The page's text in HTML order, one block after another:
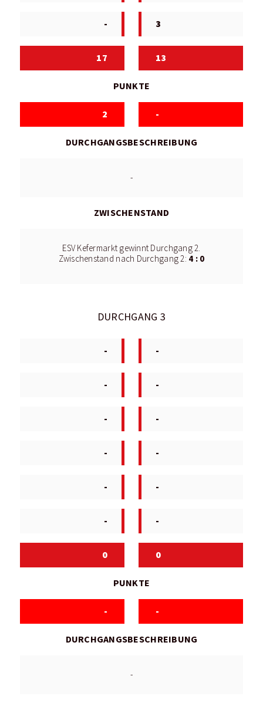
- 3
17 13
PUNKTE
2 -
DURCHGANGSBESCHREIBUNG
-
ZWISCHENSTAND
ESV Kefermarkt gewinnt Durchgang 2.
Zwischenstand nach Durchgang 2: 4 : 0
DURCHGANG 3
- -
- -
- -
- -
- -
- -
0 0
PUNKTE
- -
DURCHGANGSBESCHREIBUNG
-